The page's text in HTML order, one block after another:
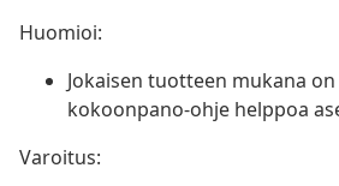
Huomioi:
Jokaisen tuotteen mukana
kokoonpano-ohje helppoa
Varoitus: